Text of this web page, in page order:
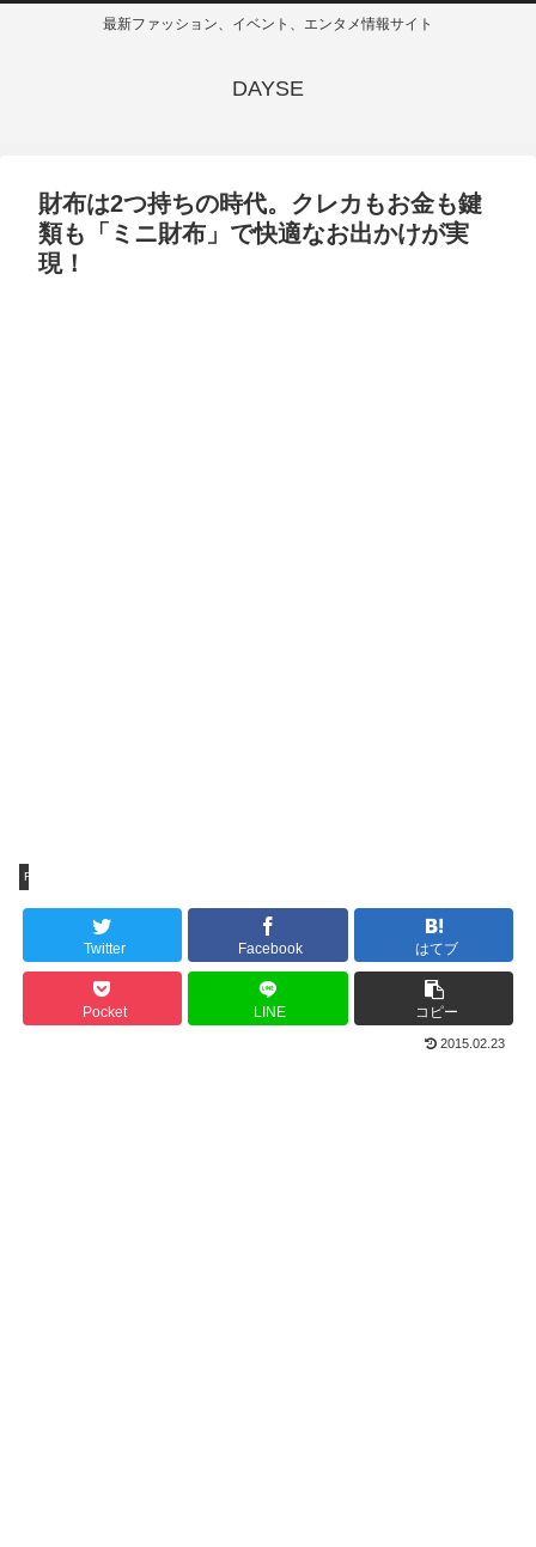
最新ファッション、イベント、エンタメ情報サイト
DAYSE
財布は2つ持ちの時代。クレカもお金も鍵
類も「ミニ財布」で快適なお出かけが実
現！
FASHION
Twitter Facebook はてブ
Pocket LINE コピー
2015.02.23